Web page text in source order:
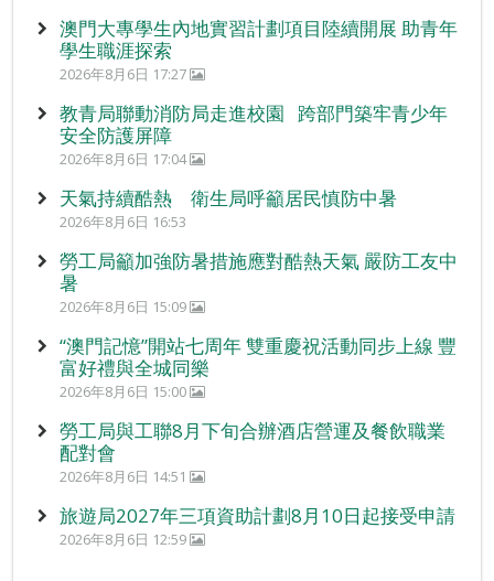
澳門大專學生內地實習計劃項目陸續開展 助青年
學生職涯探索
2026年8月6日 17:27
教青局聯動消防局走進校園 跨部門築牢青少年
安全防護屏障
2026年8月6日 17:04
天氣持續酷熱 衛生局呼籲居民慎防中暑
2026年8月6日 16:53
勞工局籲加強防暑措施應對酷熱天氣 嚴防工友中
暑
2026年8月6日 15:09
“澳門記憶”開站七周年 雙重慶祝活動同步上線 豐
富好禮與全城同樂
2026年8月6日 15:00
勞工局與工聯8月下旬合辦酒店營運及餐飲職業
配對會
2026年8月6日 14:51
旅遊局2027年三項資助計劃8月10日起接受申請
2026年8月6日 12:59